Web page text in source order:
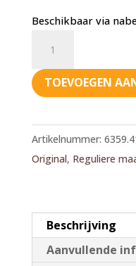
Beschikbaar via
Matras
Original
70x85
TOEVOEGEN
Artikelnummer:
Original, Reguliere
Beschrijving
Aanvullende